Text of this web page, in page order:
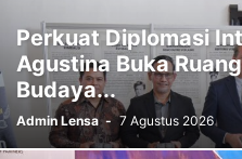
Perkuat Diplomasi
Agustina Buka
Budaya...
Admin Lensa - 7 Agustus 2026